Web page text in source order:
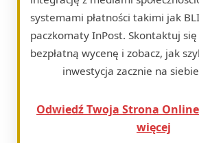
systemami płatności takimi jak
paczkomaty InPost. Skontaktuj
bezpłatną wycenę i zobacz, jak
inwestycja zacznie na
Odwiedź Twoja Strona
więcej